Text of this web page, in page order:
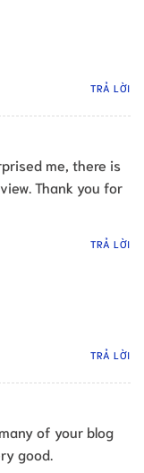
TRẢ LỜI
me, there is
Thank you for
TRẢ LỜI
TRẢ LỜI
of your blog
good.